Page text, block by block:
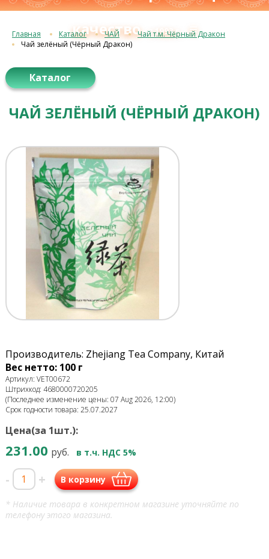
качествос 1993 г.≡
Главная Каталог ЧАЙ
Чай т.м. Чёрный Дракон
Чай зелёный (Чёрный Дракон)
Каталог
ЧАЙ ЗЕЛЁНЫЙ (ЧЁРНЫЙ ДРАКОН)
Производитель: Zhejiang Tea Company, Китай
Вес нетто: 100 г
Артикул: VET00672
Штрихкод: 4680000720205
(Последнее изменение цены: 07 Aug 2026, 12:00)
Срок годности товара: 25.07.2027
Цена(за 1шт.):
231.00 руб. в т.ч. НДС 5%
- + В корзину
* Наличие товара в конкретном магазине уточняйте по
телефону этого магазина.